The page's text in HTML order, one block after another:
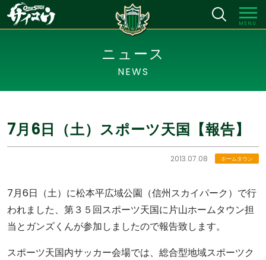
MENU
ニュース
NEWS
7月6日（土）スポーツ天国【報告】
2013.07.08 ホームタウン
7月6日（土）に松本平広域公園（信州スカイパーク）で行
われました、第３５回スポーツ天国に片山ホームタウン担
当とガンズくんが参加しましたので報告致します。
スポーツ天国内サッカー会場では、総合型地域スポーツク